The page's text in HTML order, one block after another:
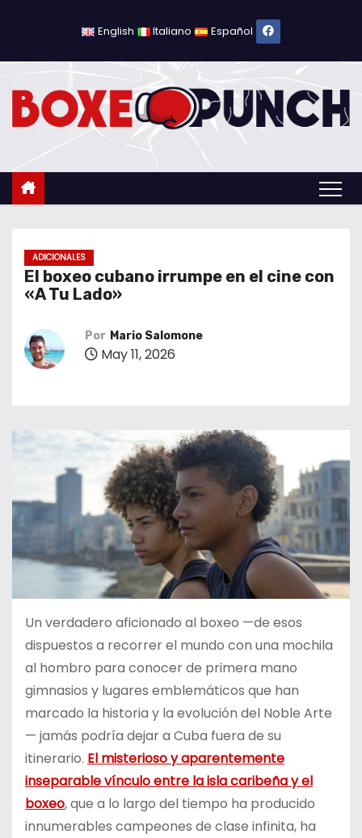
l
English Italiano Español
ADICIONALES
El boxeo cubano irrumpe en el cine con
«A Tu Lado»
Por Mario Salomone
May 11, 2026
Un verdadero aficionado al boxeo —de esos
dispuestos a recorrer el mundo con una mochila
al hombro para conocer de primera mano
gimnasios y lugares emblemáticos que han
marcado la historia y la evolución del Noble Arte
— jamás podría dejar a Cuba fuera de su
itinerario. El misterioso y aparentemente
inseparable vínculo entre la isla caribeña y el
boxeo, que a lo largo del tiempo ha producido
innumerables campeones de clase infinita, ha